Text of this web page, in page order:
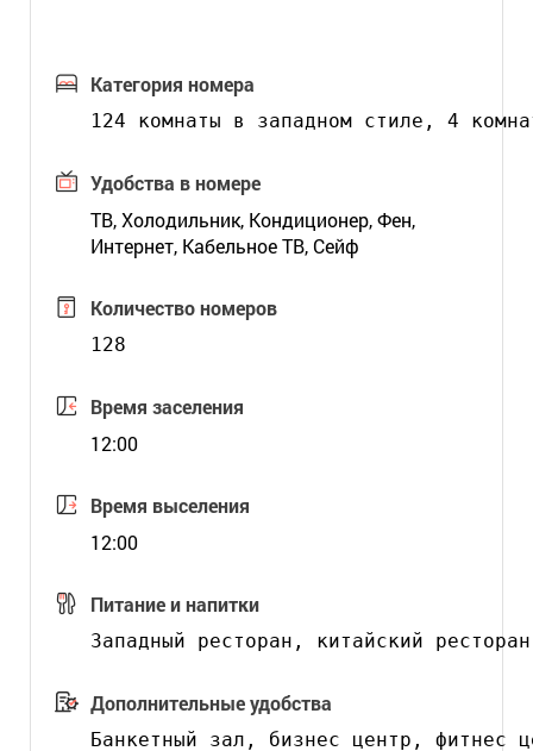
Категория номера
124 комнаты в западном стиле, 4
Удобства в номере
ТВ, Холодильник, Кондиционер, Фен,
Интернет, Кабельное ТВ, Сейф
Количество номеров
128
Время заселения
12:00
Время выселения
12:00
Питание и напитки
Дополнительные удобства